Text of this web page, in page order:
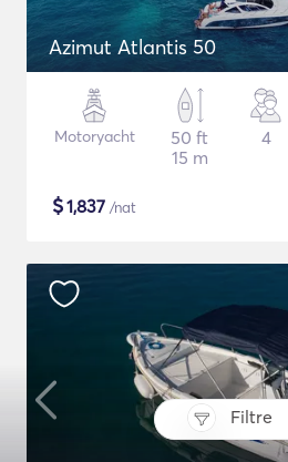
Filtre
Azimut Atlantis 50
Motoryacht
50 ft
15 m
4
$1,837 /nat